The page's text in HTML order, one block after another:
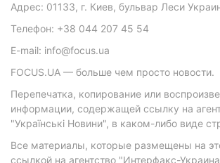
Адрес: 01133, г. Киев, бульвар Леси
Телефон: +38 044 207 45 54
E-mail: info@focus.ua
FOCUS.UA — больше чем просто новости.
Перепечатка, копирование или
информации, содержащей ссылку на
"Українські Новини", в каком-либо виде
Все материалы, которые размещены на
ссылкой на агентство "Интерфакс-